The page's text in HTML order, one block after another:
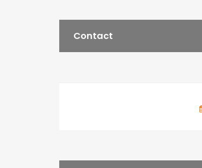
Contact